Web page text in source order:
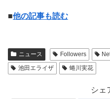
■他の記事も読む
ニュース Followers
池田エライザ
蜷川実花
シェ